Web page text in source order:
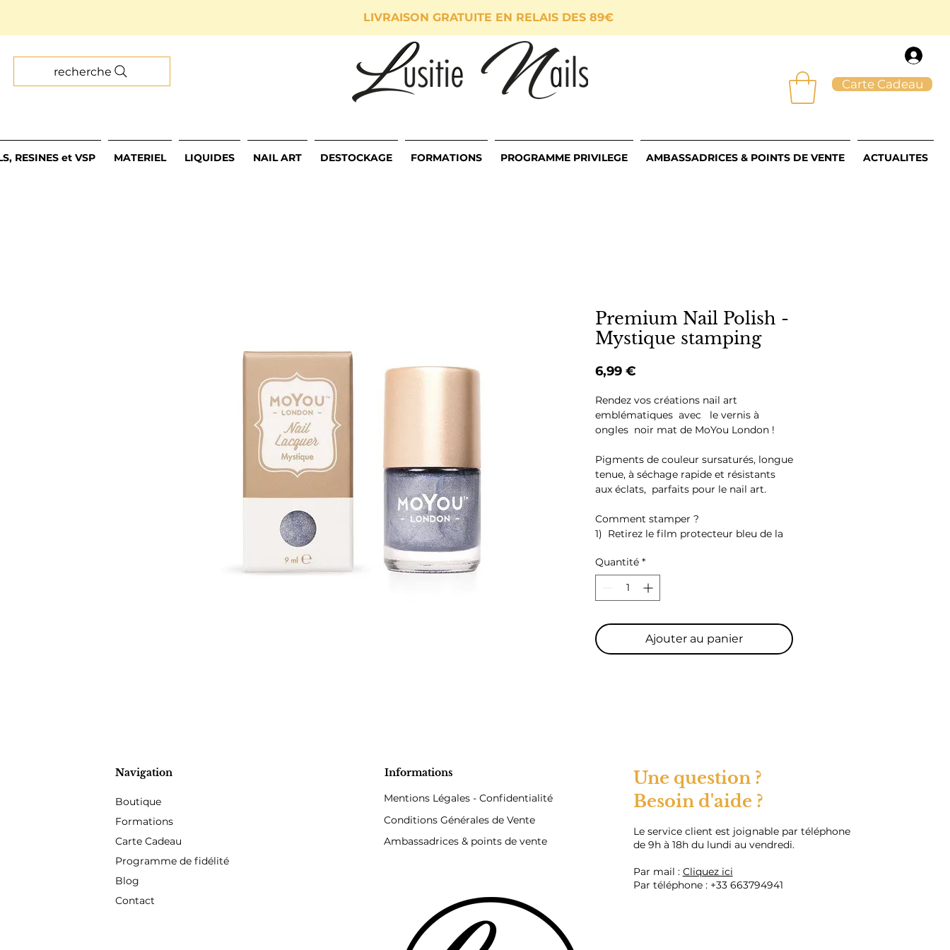
LIVRAISON GRATUITE EN RELAIS DES 89€
recherche
Carte Cadeau
RESINES et VSP MATERIEL LIQUIDES NAIL ART DESTOCKAGE FORMATIONS PROGRAMME PRIVILEGE AMBASSADRICES & POINTS DE VENTE ACTUALITES
Premium Nail Polish -
Mystique stamping
6,99 €
Rendez vos créations nail art
emblématiques avec le vernis à
ongles noir mat de MoYou London !
Pigments de couleur sursaturés, longue
tenue, à séchage rapide et résistants
aux éclats, parfaits pour le nail art.
Comment stamper ?
1) Retirez le film protecteur bleu de la
2) Appliquez le vernis Stamping de
votre choix sur le motif que vous
souhaitez tamponner.
votre grattoir en suivant un angle de
45º.
4) Passez votre tampon sur le motif
Nitrocellulose, Adipic Acid / Neopentyl
Glycol / Trimellitic Anhydride
Copolymer, Acetyl Tributyl Citrate,
Hectorite, Benzophenone-1. May
contain: Mica, Silica, Silver, Tin Oxide, CI
77000, CI 77491, CI 77510, CI77266,
CI77891.
Quantité *
Ajouter au panier
Navigation
Boutique
Formations
Carte Cadeau
Programme de fidélité
Blog
Contact
Informations
Mentions Légales - Confidentialité
Conditions Générales de Vente
Ambassadrices & points de vente
Une question ?
Besoin d'aide ?
​Le service client est joignable par téléphone
de 9h à 18h du lundi au vendredi.
Par mail : Cliquez ici
Par téléphone : +33 663794941